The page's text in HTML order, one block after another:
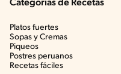
Categorias de Recetas
Platos fuertes
Sopas y Cremas
Piqueos
Postres peruanos
Recetas fáciles